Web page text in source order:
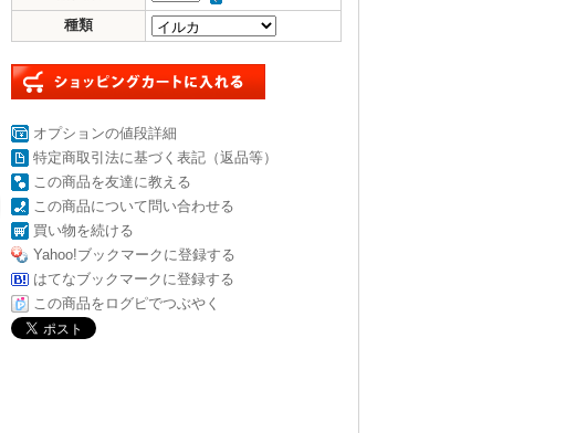
種類
オプションの値段詳細
特定商取引法に基づく表記（返品等）
この商品を友達に教える
この商品について問い合わせる
買い物を続ける
Yahoo!ブックマークに登録する
はてなブックマークに登録する
この商品をログピでつぶやく